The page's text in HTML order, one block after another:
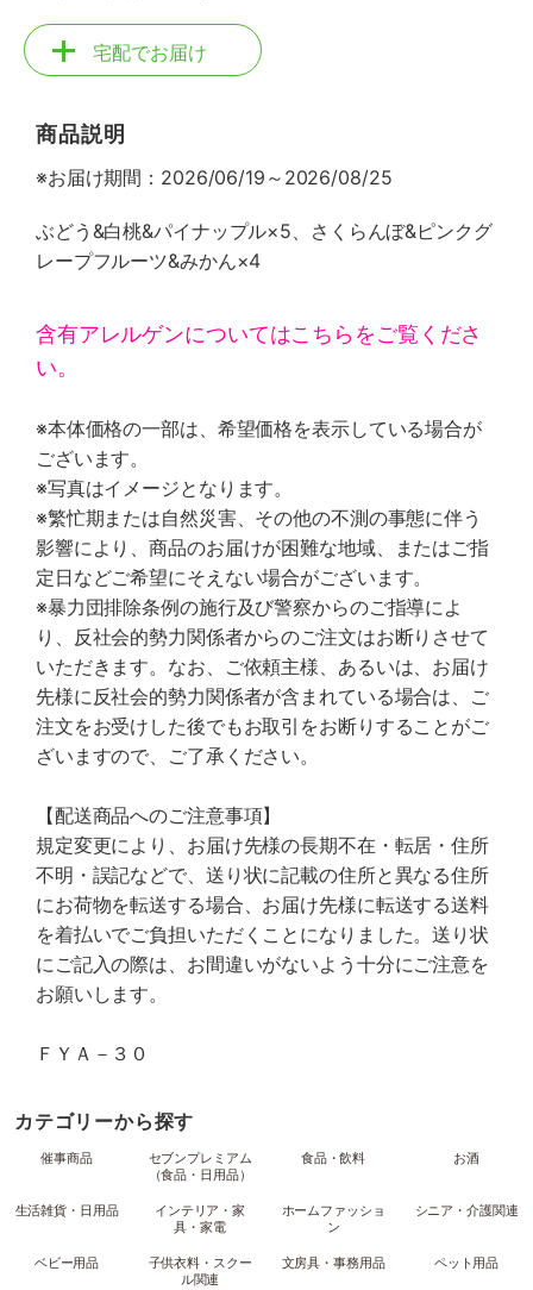
宅配でお届け
商品説明
※お届け期間：2026/06/19～2026/08/25
ぶどう&白桃&パイナップル×5、さくらんぼ&ピンクグ
レープフルーツ&みかん×4
含有アレルゲンについてはこちらをご覧くださ
い。
※本体価格の一部は、希望価格を表示している場合が
ございます。
※写真はイメージとなります。
※繁忙期または自然災害、その他の不測の事態に伴う
影響により、商品のお届けが困難な地域、またはご指
定日などご希望にそえない場合がございます。
※暴力団排除条例の施行及び警察からのご指導によ
り、反社会的勢力関係者からのご注文はお断りさせて
いただきます。なお、ご依頼主様、あるいは、お届け
先様に反社会的勢力関係者が含まれている場合は、ご
注文をお受けした後でもお取引をお断りすることがご
ざいますので、ご了承ください。
【配送商品へのご注意事項】
規定変更により、お届け先様の長期不在・転居・住所
不明・誤記などで、送り状に記載の住所と異なる住所
にお荷物を転送する場合、お届け先様に転送する送料
を着払いでご負担いただくことになりました。送り状
にご記入の際は、お間違いがないよう十分にご注意を
お願いします。
ＦＹＡ－３０
カテゴリーから探す
催事商品
セブンプレミアム
（食品・日用品）
食品・飲料 お酒
生活雑貨・日用品
インテリア・家
具・家電
ホームファッショ
ン
シニア・介護関連
ベビー用品
子供衣料・スクー
ル関連
文房具・事務用品 ペット用品